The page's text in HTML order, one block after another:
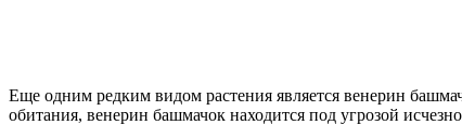
Еще одним редким видом растения является венерин
обитания, венерин башмачок находится под угрозой